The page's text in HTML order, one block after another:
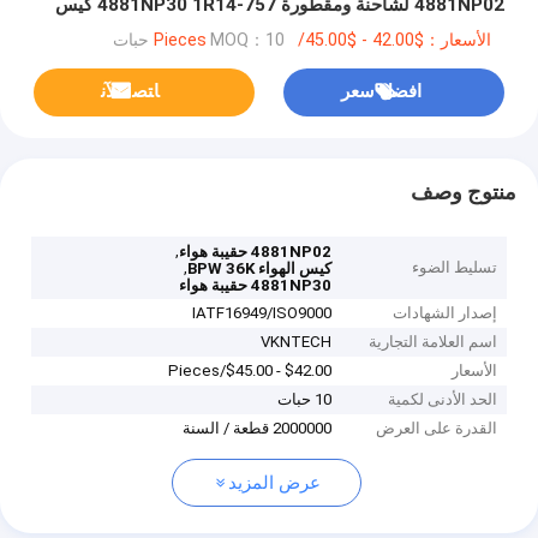
4881NP02 لشاحنة ومقطورة 4881NP30 1R14-757 كيس
هواء / تعليق هوائي / هوائي
الأسعار：$42.00 - $45.00/Pieces MOQ：10 حبات
افضل سعر ﺎﺘﺼﻟ ﺍﻶﻧ
منتوج وصف
تسليط الضوء
4881NP02 حقيبة هواء
,
كيس الهواء BPW 36K
,
4881NP30 حقيبة هواء
إصدار الشهادات
IATF16949/ISO9000
اسم العلامة التجارية
VKNTECH
الأسعار
$42.00 - $45.00/Pieces
الحد الأدنى لكمية
10 حبات
القدرة على العرض
2000000 قطعة / السنة
عرض المزيد